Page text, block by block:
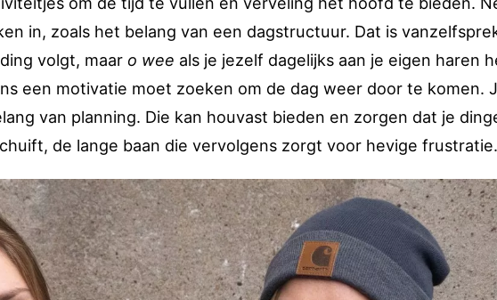
in, zoals het belang van een dagstructuur. Dat is
volgt, maar o wee als je jezelf dagelijks aan je eigen haren
een motivatie moet zoeken om de dag weer door te komen.
van planning. Die kan houvast bieden en zorgen dat je
de lange baan die vervolgens zorgt voor hevige frustratie.